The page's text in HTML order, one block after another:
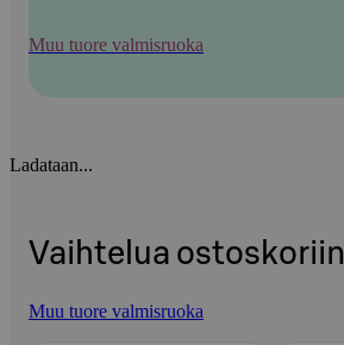
Muu tuore valmisruoka
Ladataan...
Vaihtelua ostoskoriin
Muu tuore valmisruoka